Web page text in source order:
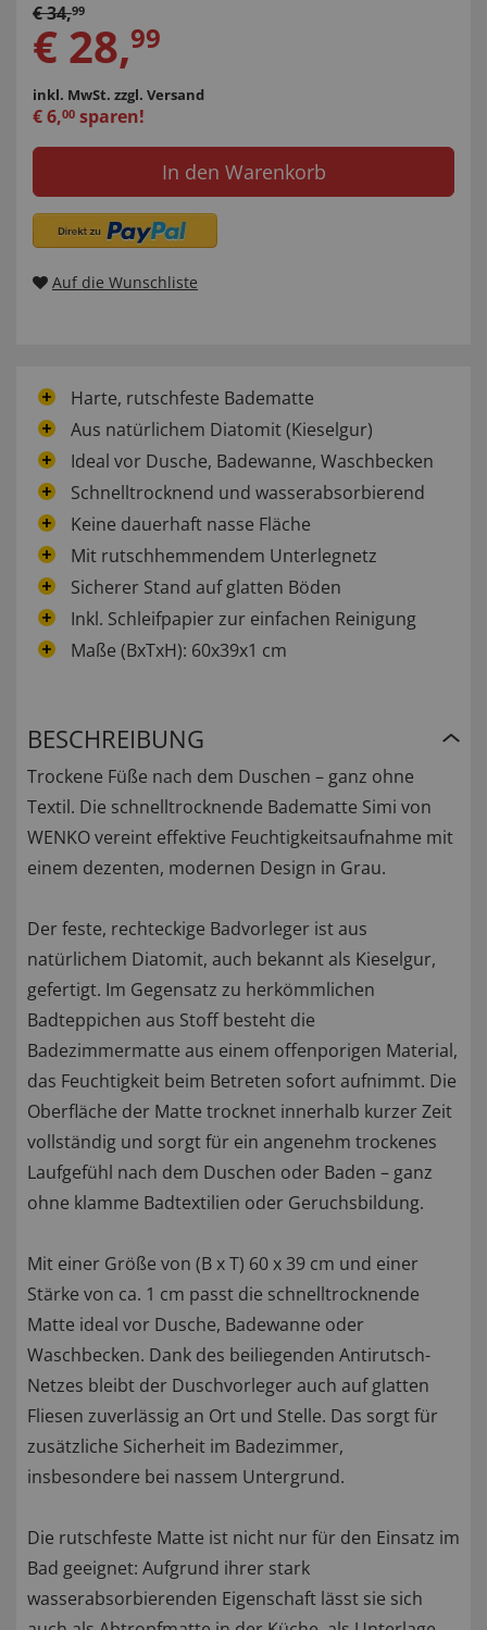
€34,99
€ 28,99
inkl. MwSt. zzgl. Versand
€6,00 sparen!
In den Warenkorb
Auf die Wunschliste
Harte, rutschfeste Badematte
Aus natürlichem Diatomit (Kieselgur)
Ideal vor Dusche, Badewanne, Waschbecken
Schnelltrocknend und wasserabsorbierend
Keine dauerhaft nasse Fläche
Mit rutschhemmendem Unterlegnetz
Sicherer Stand auf glatten Böden
Inkl. Schleifpapier zur einfachen Reinigung
Maße (BxTxH): 60x39x1 cm
BESCHREIBUNG
Trockene Füße nach dem Duschen – ganz ohne
Textil. Die schnelltrocknende Badematte Simi von
WENKO vereint effektive Feuchtigkeitsaufnahme mit
einem dezenten, modernen Design in Grau.
Der feste, rechteckige Badvorleger ist aus
natürlichem Diatomit, auch bekannt als Kieselgur,
gefertigt. Im Gegensatz zu herkömmlichen
Badteppichen aus Stoff besteht die
Badezimmermatte aus einem offenporigen Material,
das Feuchtigkeit beim Betreten sofort aufnimmt. Die
Oberfläche der Matte trocknet innerhalb kurzer Zeit
vollständig und sorgt für ein angenehm trockenes
Laufgefühl nach dem Duschen oder Baden – ganz
ohne klamme Badtextilien oder Geruchsbildung.
Mit einer Größe von (B x T) 60 x 39 cm und einer
Stärke von ca. 1 cm passt die schnelltrocknende
Matte ideal vor Dusche, Badewanne oder
Waschbecken. Dank des beiliegenden Antirutsch-
Netzes bleibt der Duschvorleger auch auf glatten
Fliesen zuverlässig an Ort und Stelle. Das sorgt für
zusätzliche Sicherheit im Badezimmer,
insbesondere bei nassem Untergrund.
Die rutschfeste Matte ist nicht nur für den Einsatz im
Bad geeignet: Aufgrund ihrer stark
wasserabsorbierenden Eigenschaft lässt sie sich